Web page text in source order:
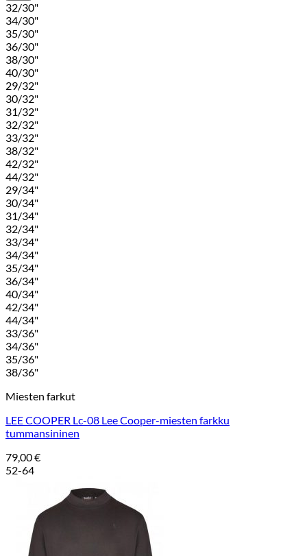
32/30"
34/30"
35/30"
36/30"
38/30"
40/30"
29/32"
30/32"
31/32"
32/32"
33/32"
38/32"
42/32"
44/32"
29/34"
30/34"
31/34"
32/34"
33/34"
34/34"
35/34"
36/34"
40/34"
42/34"
44/34"
33/36"
34/36"
35/36"
38/36"
Miesten farkut
LEE COOPER Lc-08 Lee Cooper-miesten farkku
tummansininen
79,00€
52-64